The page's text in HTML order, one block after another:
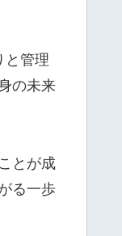
と管理
の未来
とが成
る一歩